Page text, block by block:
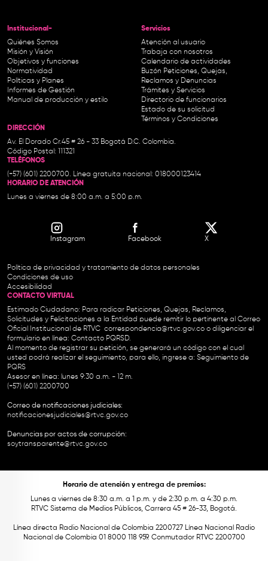
Institucional-
Quiénes Somos
Misión y Visión
Objetivos y funciones
Normatividad
Políticas y Planes
Informes de Gestión
Manual de producción y estilo
Servicios
Atención al usuario
Trabaja con nosotros
Calendario de actividades
Buzón Peticiones, Quejas,
Reclamos y Denuncias
Trámites y Servicios
Directorio de funcionarios
Estado de su solicitud
Términos y Condiciones
DIRECCIÓN
Av. El Dorado Cr.45 # 26 - 33 Bogotá D.C. Colombia.
Código Postal: 111321
TELÉFONOS
(+57) (601) 2200700. Línea gratuita nacional: 018000123414
HORARIO DE ATENCIÓN
Lunes a viernes de 8:00 a.m. a 5:00 p.m.
Instagram Facebook X
Política de privacidad y tratamiento de datos personales
Condiciones de uso
Accesibilidad
CONTACTO VIRTUAL
Estimado Ciudadano: Para radicar Peticiones, Quejas, Reclamos,
Solicitudes y Felicitaciones a la Entidad puede remitir lo pertinente al Correo
Oficial Institucional de RTVC correspondencia@rtvc.gov.co o diligenciar el
formulario en línea: Contacto PQRSD.
Al momento de registrar su petición, se generará un código con el cual
usted podrá realizar el seguimiento, para ello, ingrese a: Seguimiento de
PQRS
Asesor en línea: lunes 9:30 a.m. - 12 m.
(+57) (601) 2200700
Correo de notificaciones judiciales:
notificacionesjudiciales@rtvc.gov.co
Denuncias por actos de corrupción:
soytransparente@rtvc.gov.co
Horario de atención y entrega de premios:
Lunes a viernes de 8:30 a.m. a 1 p.m. y de 2:30 p.m. a 4:30 p.m.
RTVC Sistema de Medios Públicos, Carrera 45 # 26-33, Bogotá.
Línea directa Radio Nacional de Colombia 2200727 Línea Nacional Radio
Nacional de Colombia 01 8000 118 959. Conmutador RTVC 2200700